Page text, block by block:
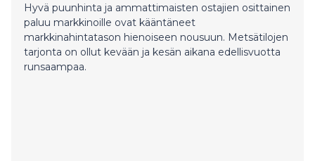
Hyvä puunhinta ja ammattimaisten ostajien osittainen
paluu markkinoille ovat kääntäneet
markkinahintatason hienoiseen nousuun. Metsätilojen
tarjonta on ollut kevään ja kesän aikana edellisvuotta
runsaampaa.